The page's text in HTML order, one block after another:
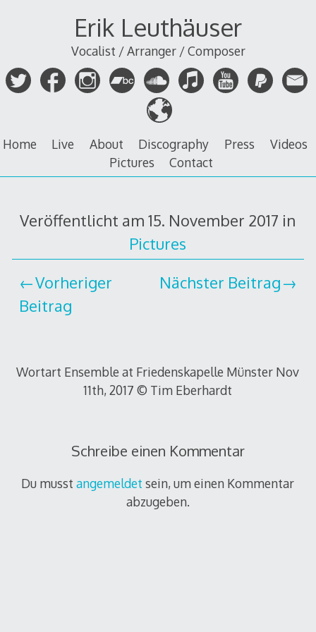
Erik Leuthäuser
Vocalist / Arranger / Composer
Home Live About Discography Press
Videos
Pictures
Contact
Veröffentlicht am15. November 2017 in
Pictures
Vorheriger
Beitrag
Nächster Beitrag
Wortart Ensemble at Friedenskapelle Münster Nov
11th, 2017 © Tim Eberhardt
Schreibe einen Kommentar
Du musstangemeldet sein, um einen Kommentar
abzugeben.